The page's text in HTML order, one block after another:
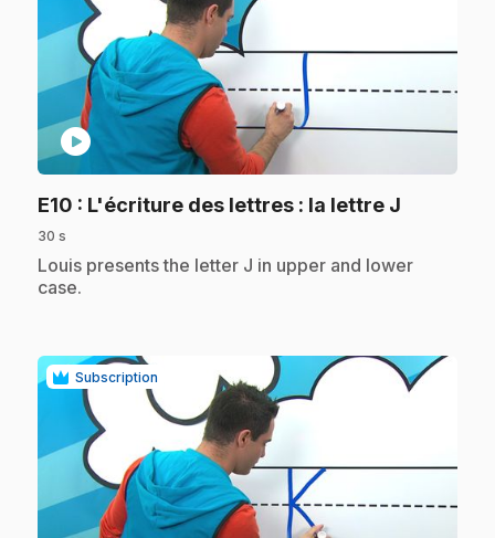
play_circle
E10 : L'écriture des lettres : la lettre J
30 s
.Louis presents the letter J in upper and lower
case.
Subscription